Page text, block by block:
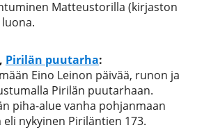
Matteustorilla (kirjaston
, Pirilän puutarha:
Eino Leinon päivää, runon ja
Pirilän puutarhaan.
piha-alue vanha pohjanmaan
nykyinen Piriläntien 173.